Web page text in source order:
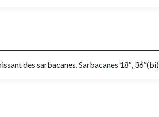
des sarbacanes. Sarbacanes 18″, 36″(bi)